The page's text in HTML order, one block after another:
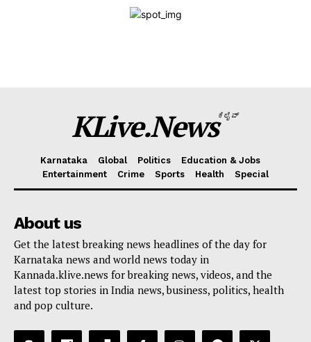
WhatsApp
Facebook
LinkedIn
Messenger
X Telegram
Twitter
Email
Link
KLive.Newsಕೆಲೈವ್
Karnataka Global Politics
Education & Jobs
Entertainment
Crime Sports Health Special
About us
Get the latest breaking news headlines of the day for
Karnataka news and world news today in
Kannada.klive.news for breaking news, videos, and the
latest top stories in India news, business, politics, health
and pop culture.